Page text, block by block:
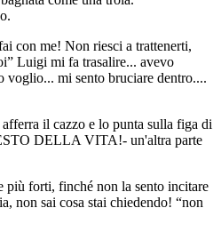
con me! Non riesci a trattenerti,
Luigi mi fa trasalire... avevo
voglio... mi sento bruciare dentro....
il cazzo e lo punta sulla figa di
DELLA VITA!- un'altra parte
forti, finché non la sento incitare
non sai cosa stai chiedendo! “non